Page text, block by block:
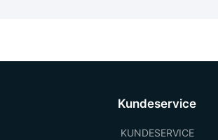
Kundeservice
KUNDESERVICE